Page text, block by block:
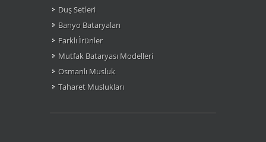
Duş Setleri
Banyo Bataryaları
Farklı Ìrünler
Mutfak Bataryası Modelleri
Osmanlı Musluk
Taharet Muslukları